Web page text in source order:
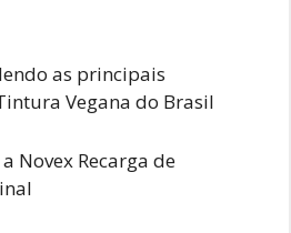
as principais
Vegana do Brasil
Novex Recarga de